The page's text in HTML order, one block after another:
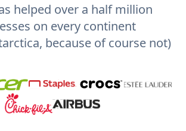
helped over a half million
on every continent
because of course not)